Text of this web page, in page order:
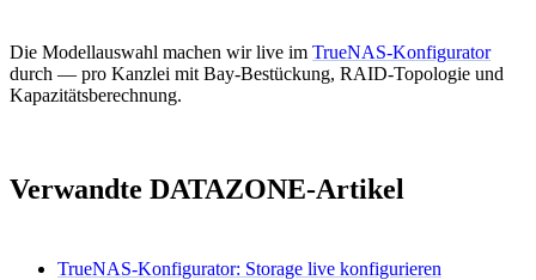
Die Modellauswahl machen wir live im TrueNAS-Konfigurator
durch — pro Kanzlei mit Bay-Bestückung, RAID-Topologie und
Kapazitätsberechnung.
Verwandte DATAZONE-Artikel
TrueNAS-Konfigurator: Storage live konfigurieren